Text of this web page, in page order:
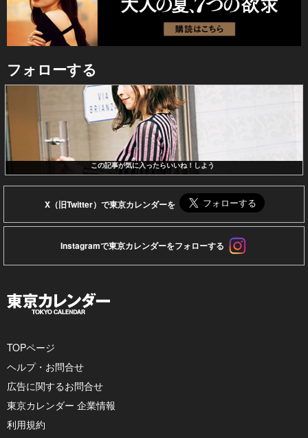
フォローする
この記事が気に入ったらいいね！しよう
X（旧Twitter）で東京カレンダーを
Instagramで東京カレンダーをフォローする
TOPページ
ヘルプ・お問合せ
広告に関するお問合せ
東京カレンダー 企業情報
利用規約